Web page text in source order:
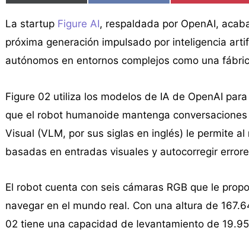
La startup Figure AI, respaldada por OpenAI,
próxima generación impulsado por inteligencia
autónomos en entornos complejos como una
Figure 02 utiliza los modelos de IA de OpenAI
que el robot humanoide mantenga
Visual (VLM, por sus siglas en inglés) le permite
basadas en entradas visuales y autocorregir
El robot cuenta con seis cámaras RGB que le
navegar en el mundo real. Con una altura de
02 tiene una capacidad de levantamiento de